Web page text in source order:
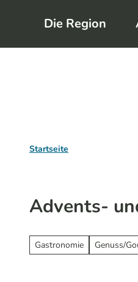
m
Die Region
Startseite
Advents-
Gastronomie Genuss/